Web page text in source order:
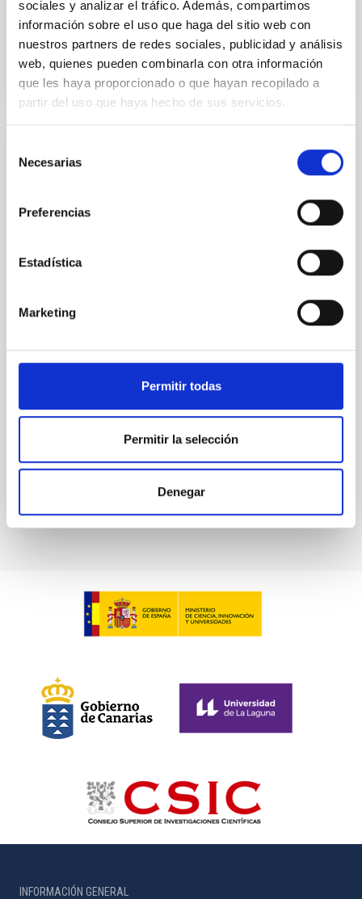
sociales y analizar el tráfico. Además, compartimos
información sobre el uso que haga del sitio web con
nuestros partners de redes sociales, publicidad y análisis
web, quienes pueden combinarla con otra información
que les haya proporcionado o que hayan recopilado a
partir del uso que haya hecho de sus servicios.
Necesarias
Preferencias
Estadística
Marketing
Permitir todas
Permitir la selección
Denegar
BIBCODE 2026A&A...710A..70S
NÚMERO DE CITAS 0
interferograms for calibration
ReionisaTiOn epoch (CONCERTO) instrument was a
low-resolution mapping Fourier-transform
operated at 130-310 GHz. It was installed on the 12-
operated until
Lundgren, A. et al.
0
INFORMACIÓN GENERAL